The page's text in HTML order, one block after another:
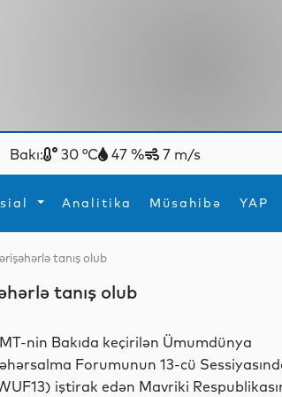
Bakı: 30 °C 47 % 7 m/s
Analitika Müsahibə YAP
İdman Yeni texnologiyalar
tanış olub
tanış olub
nin Bakıda keçirilən Ümumdünya
Forumunun 13-cü
iştirak edən Mavriki